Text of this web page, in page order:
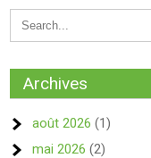
Archives
août 2026 (1)
mai 2026 (2)